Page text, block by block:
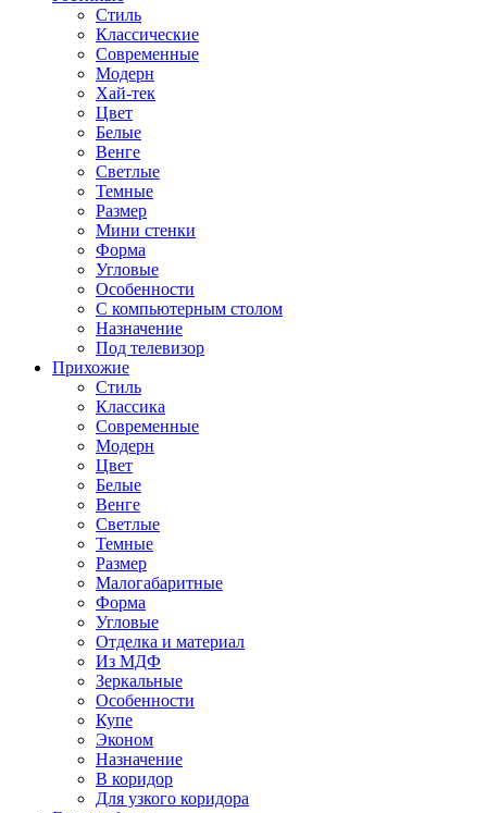
Стиль
Классические
Современные
Модерн
Хай-тек
Цвет
Белые
Венге
Светлые
Темные
Размер
Мини стенки
Форма
Угловые
Особенности
С компьютерным столом
Назначение
Под телевизор
Прихожие
Стиль
Классика
Современные
Модерн
Цвет
Белые
Венге
Светлые
Темные
Размер
Малогабаритные
Форма
Угловые
Отделка и материал
Из МДФ
Зеркальные
Особенности
Купе
Эконом
Назначение
В коридор
Для узкого коридора